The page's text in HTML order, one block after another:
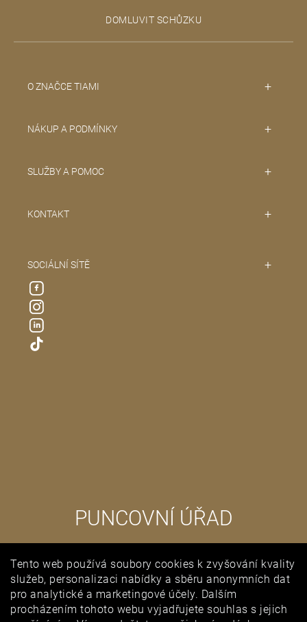
Tento web používá soubory cookies k zvyšování kvality
služeb, personalizaci nabídky a sběru anonymních dat
pro analytické a marketingové účely. Dalším
procházením tohoto webu vyjadřujete souhlas s jejich
DOMLUVIT SCHŮZKU
O ZNAČCE TIAMI
NÁKUP A PODMÍNKY
SLUŽBY A POMOC
KONTAKT
SOCIÁLNÍ SÍTĚ
PUNCOVNÍ ÚŘAD